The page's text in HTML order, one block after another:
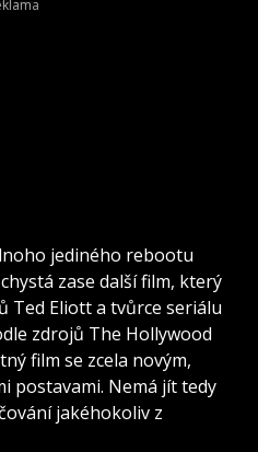
jediného rebootu
zase další film, který
Ted Eliott a tvůrce seriálu
zdrojů The Hollywood
film se zcela novým,
postavami. Nemá jít tedy
jakéhokoliv z